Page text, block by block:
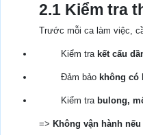
2.1 Kiểm tra
Trước mỗi ca làm việc,
Kiểm tra kết cấu
Đảm bảo không có
Kiểm tra bulong,
=> Không vận hành